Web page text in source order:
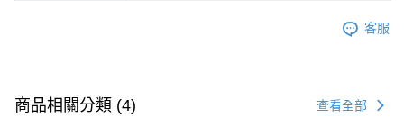
客服
商品相關分類 (4) 查看全部